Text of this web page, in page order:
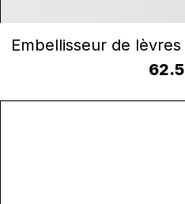
AJOUTER
Embellisseur de